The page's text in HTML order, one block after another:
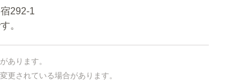
292-1
。
あります。
されている場合があります。